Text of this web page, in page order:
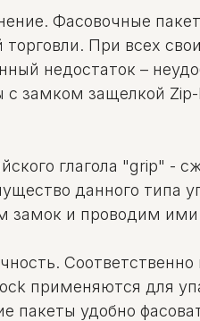
Фасовочные
При всех
недостаток –
с замком защелкой
глагола "grip" -
данного типа
замок и проводим
Соответственно
применяются для
пакеты удобно